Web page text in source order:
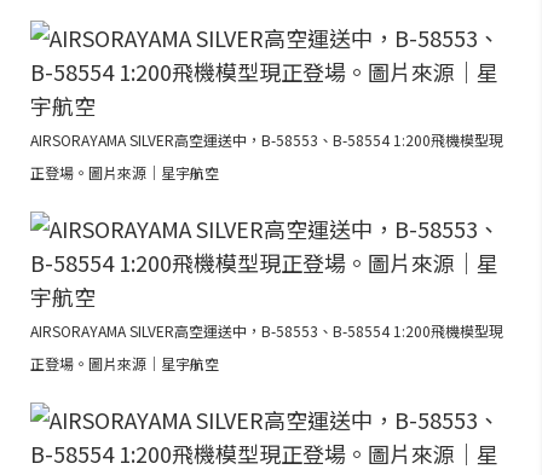
AIRSORAYAMA SILVER高空運送中，B-58553、B-58554 1:200飛機模型現
正登場。圖片來源｜星宇航空
AIRSORAYAMA SILVER高空運送中，B-58553、B-58554 1:200飛機模型現
正登場。圖片來源｜星宇航空